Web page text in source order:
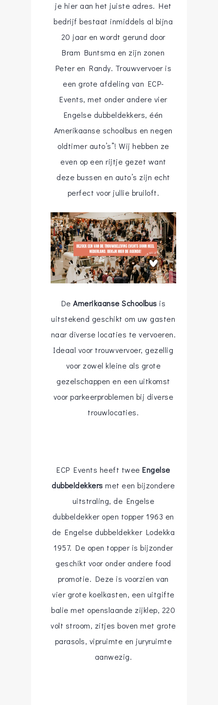
je hier aan het juiste adres. Het
bedrijf bestaat inmiddels al bijna
20 jaar en wordt gerund door
Bram Buntsma en zijn zonen
Peter en Randy. Trouwvervoer is
een grote afdeling van ECP-
Events, met onder andere vier
Engelse dubbeldekkers, één
Amerikaanse schoolbus en negen
oldtimer auto’s”! Wij hebben ze
even op een rijtje gezet want
deze bussen en auto’s zijn echt
perfect voor jullie bruiloft.
DeAmerikaanse Schoolbus is
uitstekend geschikt om uw gasten
naar diverse locaties te vervoeren.
Ideaal voor trouwvervoer, gezellig
voor zowel kleine als grote
gezelschappen en een uitkomst
voor parkeerproblemen bij diverse
trouwlocaties.
ECP Events heeft tweeEngelse
dubbeldekkersmet een bijzondere
uitstraling, de Engelse
dubbeldekker open topper 1963 en
de Engelse dubbeldekker Lodekka
1957. De open topper is bijzonder
geschikt voor onder andere food
promotie. Deze is voorzien van
vier grote koelkasten, een uitgifte
balie met openslaande zijklep, 220
volt stroom, zitjes boven met grote
parasols, vipruimte en juryruimte
aanwezig.